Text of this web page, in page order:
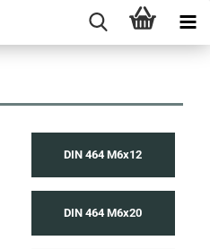
DIN 464 M6x12
DIN 464 M6x20